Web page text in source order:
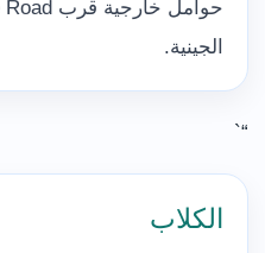
الجينية.
“`
الكلاب